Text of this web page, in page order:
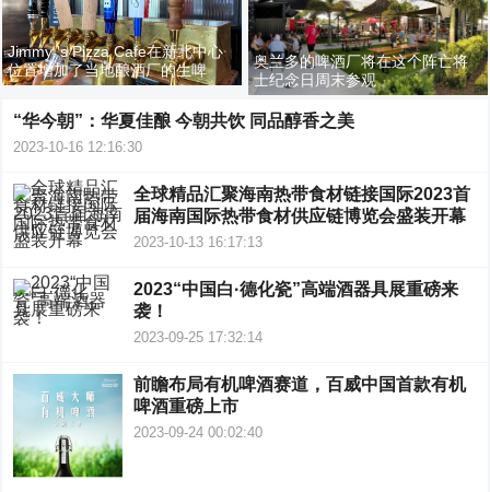
Jimmy 's Pizza Cafe在新北中心
位置增加了当地酿酒厂的生啤
奥兰多的啤酒厂将在这个阵亡将
士纪念日周末参观
“华今朝”：华夏佳酿 今朝共饮 同品醇香之美
2023-10-16 12:16:30
全球精品汇聚海南热带食材链接国际2023首
届海南国际热带食材供应链博览会盛装开幕
2023-10-13 16:17:13
2023“中国白·德化瓷”高端酒器具展重磅来
袭！
2023-09-25 17:32:14
前瞻布局有机啤酒赛道，百威中国首款有机
啤酒重磅上市
2023-09-24 00:02:40